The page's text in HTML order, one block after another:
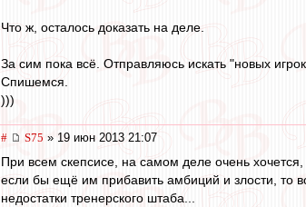
Что ж, осталось доказать на деле.
За сим пока всё. Отправляюсь искать "новых
Спишемся.
)))
# S75 » 19 июн 2013 21:07
При всем скепсисе, на самом деле очень
если бы ещё им прибавить амбиций и злости, то
недостатки тренерского штаба...